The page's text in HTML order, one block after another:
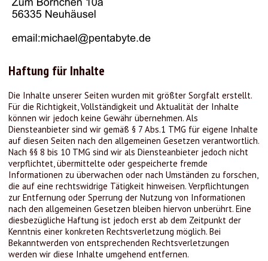
Haftung für Inhalte
Die Inhalte unserer Seiten wurden mit größter Sorgfalt erstellt.
Für die Richtigkeit, Vollständigkeit und Aktualität der Inhalte
können wir jedoch keine Gewähr übernehmen. Als
Diensteanbieter sind wir gemäß § 7 Abs.1 TMG für eigene Inhalte
auf diesen Seiten nach den allgemeinen Gesetzen verantwortlich.
Nach §§ 8 bis 10 TMG sind wir als Diensteanbieter jedoch nicht
verpflichtet, übermittelte oder gespeicherte fremde
Informationen zu überwachen oder nach Umständen zu forschen,
die auf eine rechtswidrige Tätigkeit hinweisen. Verpflichtungen
zur Entfernung oder Sperrung der Nutzung von Informationen
nach den allgemeinen Gesetzen bleiben hiervon unberührt. Eine
diesbezügliche Haftung ist jedoch erst ab dem Zeitpunkt der
Kenntnis einer konkreten Rechtsverletzung möglich. Bei
Bekanntwerden von entsprechenden Rechtsverletzungen
werden wir diese Inhalte umgehend entfernen.